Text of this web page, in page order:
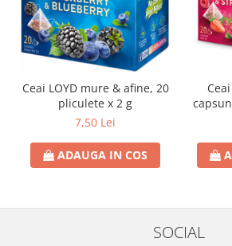
Ceai LOYD mure & afine, 20
pliculete x 2 g
7,50 Lei
ADAUGA IN COS
Ceai LOYD zmeura &
SOCIAL